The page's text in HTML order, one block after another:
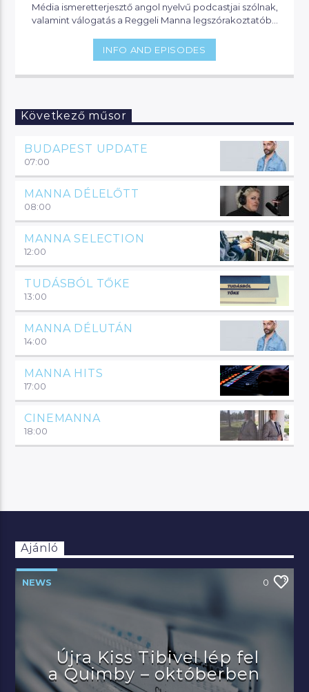
Média ismeretterjesztő angol nyelvű podcastjai szólnak,
valamint válogatás a Reggeli Manna legszórakoztatóbb
INFO AND EPISODES
Következő műsor
BUDAPEST UPDATE
07:00
MANNA DÉLELŐTT
08:00
MANNA SELECTION
12:00
TUDÁSBÓL TŐKE
13:00
MANNA DÉLUTÁN
14:00
MANNA HITS
17:00
CINEMANNA
18:00
Ajánló
NEWS 0
Újra Kiss Tibivel lép fel
a Quimby – októberben